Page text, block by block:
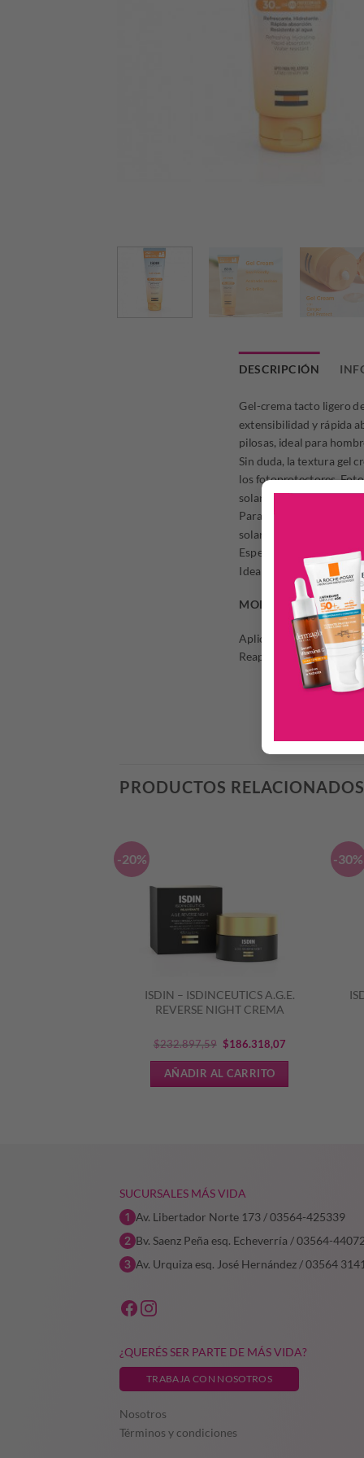
DESCRIPCIÓN
Gel-crema tacto ligero
extensibilidad y rápida
pilosas, ideal para
Sin duda, la textura gel
los fotoprotectores.
solar es menor.
Para pieles normales y
solares, manchas
Especial para pieles muy
Ideal para aplicar a
MODO DE USO
Aplicar generosamente
Reaplicar cada dos
PRODUCTOS RELACIONADOS
-20%
ISDIN – ISDINCEUTICS A.G.E.
REVERSE NIGHT CREMA
$232.897,59 El
precio
original
$186.318,07El
precio
actual
AÑADIR AL CARRITO
-30%
SUCURSALES MÁS VIDA
Av. Libertador Norte 173 / 03564-425339
Bv. Saenz Peña esq. Echeverría / 03564-
Av. Urquiza esq. José Hernández / 03564
¿QUERÉS SER PARTE DE MÁS VIDA?
TRABAJA CON NOSOTROS
Nosotros
Términos y condiciones